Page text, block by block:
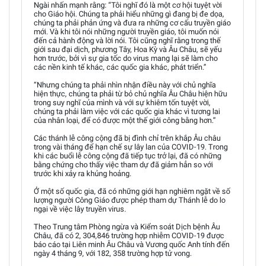
Ngài nhấn mạnh rằng: “Tôi nghĩ đó là một cơ hội tuyệt vời
cho Giáo hội. Chúng ta phải hiểu những gì đang bị đe dọa,
chúng ta phải phản ứng và đưa ra những cơ cấu truyền giáo
mới. Và khi tôi nói những người truyền giáo, tôi muốn nói
đến cả hành động và lời nói. Tôi cũng nghĩ rằng trong thế
giới sau đại dịch, phương Tây, Hoa Kỳ và Âu Châu, sẽ yếu
hơn trước, bởi vì sự gia tốc do virus mang lại sẽ làm cho
các nền kinh tế khác, các quốc gia khác, phát triển.”
“Nhưng chúng ta phải nhìn nhận điều này với chủ nghĩa
hiện thực, chúng ta phải từ bỏ chủ nghĩa Âu Châu hiện hữu
trong suy nghĩ của mình và với sự khiêm tốn tuyệt vời,
chúng ta phải làm việc với các quốc gia khác vì tương lai
của nhân loại, để có được một thế giới công bằng hơn.”
Các thánh lễ công cộng đã bị đình chỉ trên khắp Âu châu
trong vài tháng để hạn chế sự lây lan của COVID-19. Trong
khi các buổi lễ công cộng đã tiếp tục trở lại, đã có những
bằng chứng cho thấy việc tham dự đã giảm hẳn so với
trước khi xảy ra khủng hoảng.
Ở một số quốc gia, đã có những giới hạn nghiêm ngặt về số
lượng người Công Giáo được phép tham dự Thánh lễ do lo
ngại về việc lây truyền virus.
Theo Trung tâm Phòng ngừa và Kiểm soát Dịch bệnh Âu
Châu, đã có 2, 304,846 trường hợp nhiễm COVID-19 được
báo cáo tại Liên minh Âu Châu và Vương quốc Anh tính đến
ngày 4 tháng 9, với 182, 358 trường hợp tử vong.